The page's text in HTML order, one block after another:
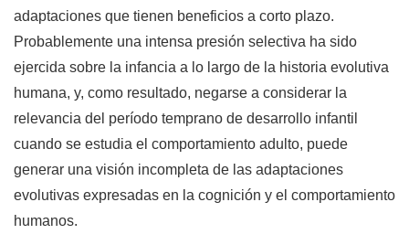
adaptaciones que tienen beneficios a corto plazo.
Probablemente una intensa presión selectiva ha sido
ejercida sobre la infancia a lo largo de la historia evolutiva
humana, y, como resultado, negarse a considerar la
relevancia del período temprano de desarrollo infantil
cuando se estudia el comportamiento adulto, puede
generar una visión incompleta de las adaptaciones
evolutivas expresadas en la cognición y el comportamiento
humanos.